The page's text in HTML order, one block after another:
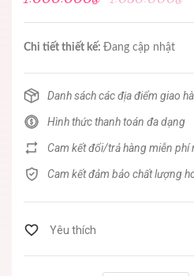
Chi tiết thiết kế: Đang cập nhật
Danh sách các địa điểm giao
Hình thức thanh toán đa dạng
Cam kết đổi/trả hàng miễn phí
Cam kết đảm bảo chất lượng